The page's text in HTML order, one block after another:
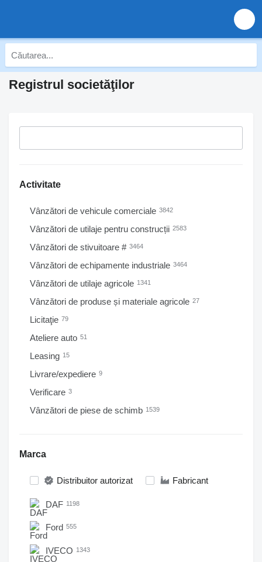
Registrul societăţilor
Activitate
Vânzători de vehicule comerciale 3842
Vânzători de utilaje pentru construcții 2583
Vânzători de stivuitoare # 3464
Vânzători de echipamente industriale 3464
Vânzători de utilaje agricole 1341
Vânzători de produse și materiale agricole 27
Licitaţie 79
Ateliere auto 51
Leasing 15
Livrare/expediere 9
Verificare 3
Vânzători de piese de schimb 1539
Marca
Distribuitor autorizat Fabricant
DAF 1198
Ford 555
IVECO 1343